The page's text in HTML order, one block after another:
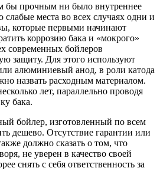
бы прочным ни было внутреннее
слабые места во всех случаях одни и
которые первыми начинают
коррозию бака и «мокрого»
современных бойлеров
защиту. Для этого используют
алюминиевый анод, в роли катода
назвать расходным материалом.
лет, параллельно проводя
бака.
бойлер, изготовленный по всем
дешево. Отсутствие гарантии или
должно сказать о том, что
не уверен в качество своей
снять с себя ответственность за